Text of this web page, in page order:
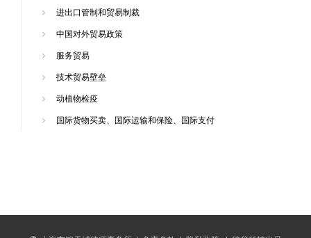
进出口管制和贸易制裁
中国对外贸易政策
服务贸易
技术贸易壁垒
动植物检疫
国际货物买卖、国际运输和保险、国际支付